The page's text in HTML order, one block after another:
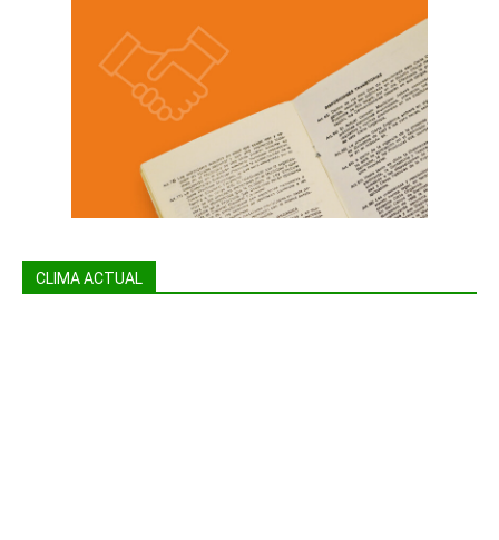
CLIMA ACTUAL